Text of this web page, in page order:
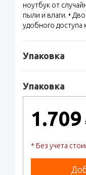
ноутбук от
пыли и влаги. •
удобного доступа
Упаковка
Упаковка
1.709
* Без учета